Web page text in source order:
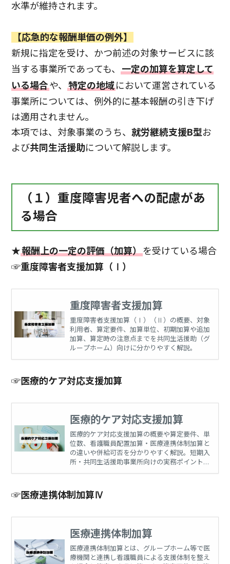
水準が維持されます。
【応急的な報酬単価の例外】
新規に指定を受け、かつ前述の対象サービスに該
当する事業所であっても、一定の加算を算定して
いる場合や、特定の地域において運営されている
事業所については、例外的に基本報酬の引き下げ
は適用されません。
本項では、対象事業のうち、就労継続支援B型お
よび共同生活援助について解説します。
（１）重度障害児者への配慮があ
る場合
★報酬上の一定の評価（加算）を受けている場合
☞重度障害者支援加算（Ⅰ ）
重度障害者支援加算
重度障害者支援加算（Ⅰ）（Ⅱ）の概要、対象
利用者、算定要件、加算単位、初期加算や追加
加算、算定時の注意点までを共同生活援助（グ
ループホーム）向けに分かりやすく解説。
☞医療的ケア対応支援加算
医療的ケア対応支援加算
医療的ケア対応支援加算の概要や算定要件、単
位数、看護職員配置加算・医療連携体制加算と
の違いや併給可否を分かりやすく解説。短期入
所・共同生活援助事業所向けの実務ポイントを
整理します。
☞医療連携体制加算Ⅳ
医療連携体制加算
医療連携体制加算とは、グループホーム等で医
療機関と連携し看護職員による支援体制を整え